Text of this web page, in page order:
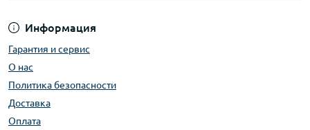
Информация
Гарантия и сервис
О нас
Политика безопасности
Доставка
Оплата